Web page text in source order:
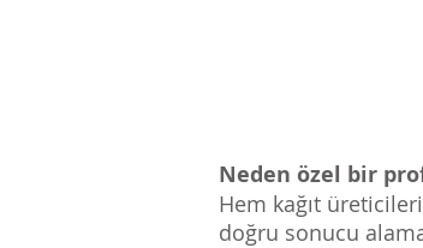
Neden özel bir
Hem kağıt
doğru sonucu